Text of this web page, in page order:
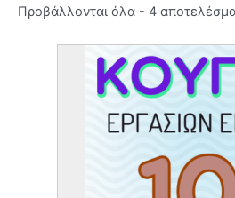
Προβάλλονται όλα - 4